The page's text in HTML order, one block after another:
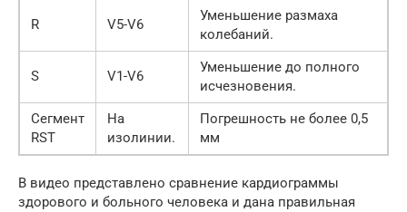
R V5-V6
Уменьшение размаха
колебаний.
S V1-V6
Уменьшение до полного
исчезновения.
Сегмент
RSТ
На
изолинии.
Погрешность не более 0,5
мм
В видео представлено сравнение кардиограммы
здорового и больного человека и дана правильная